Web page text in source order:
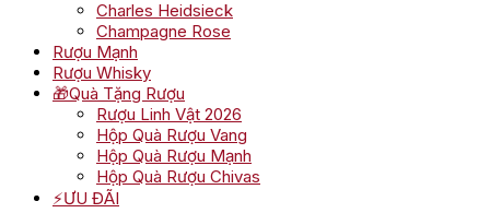
Charles Heidsieck
Champagne Rose
Rượu Mạnh
Rượu Whisky
🎁Quà Tặng Rượu
Rượu Linh Vật 2026
Hộp Quà Rượu Vang
Hộp Quà Rượu Mạnh
Hộp Quà Rượu Chivas
⚡ƯU ĐÃI